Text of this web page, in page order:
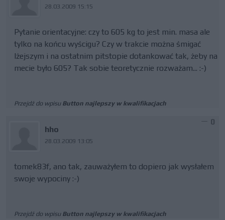
28.03.2009 15:15
Pytanie orientacyjne: czy to 605 kg to jest min. masa ale
tylko na końcu wyścigu? Czy w trakcie można śmigać
lżejszym i na ostatnim pitstopie dotankować tak, żeby na
mecie było 605? Tak sobie teoretycznie rozważam... :-)
Przejdź do wpisu Button najlepszy w kwalifikacjach
hho
28.03.2009 13:05
0
tomek83f, ano tak, zauważyłem to dopiero jak wysłałem
swoje wypociny :-)
Przejdź do wpisu Button najlepszy w kwalifikacjach